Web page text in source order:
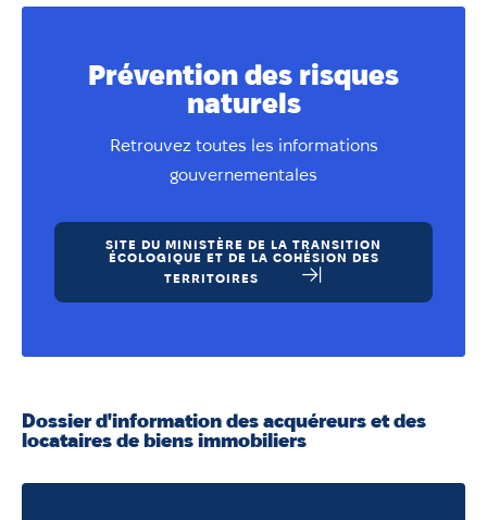
Prévention des risques
naturels
Retrouvez toutes les informations
gouvernementales
SITE DU MINISTÈRE DE LA TRANSITION
ÉCOLOGIQUE ET DE LA COHÉSION DES
TERRITOIRES
Dossier d'information des acquéreurs et des
locataires de biens immobiliers